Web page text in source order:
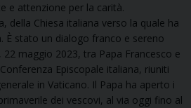
e attenzione per la carità.
della Chiesa italiana verso la quale ha
È stato un dialogo franco e sereno
maggio 2023, tra Papa Francesco e
Episcopale italiana, riuniti
in Vaticano. Il Papa ha aperto i
dei vescovi, al via oggi fino al